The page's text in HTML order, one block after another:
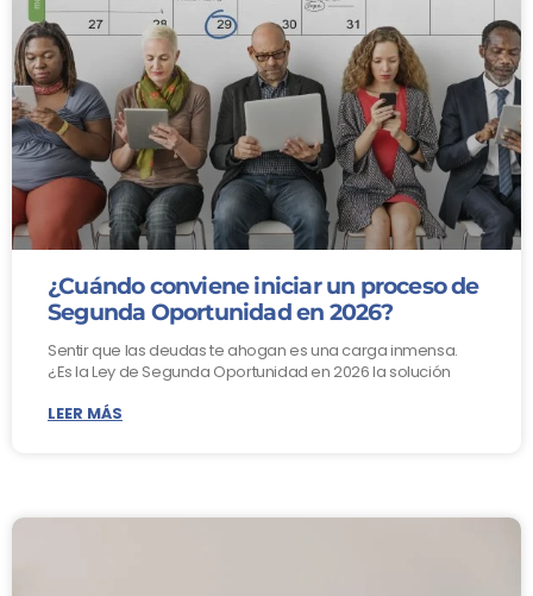
¿Cuándo conviene iniciar un proceso de
Segunda Oportunidad en 2026?
Sentir que las deudas te ahogan es una carga inmensa.
¿Es la Ley de Segunda Oportunidad en 2026 la solución
LEER MÁS